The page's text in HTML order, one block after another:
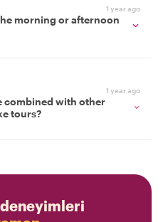
1 year ago
morning or afternoon
1 year ago
combined with other
tours?